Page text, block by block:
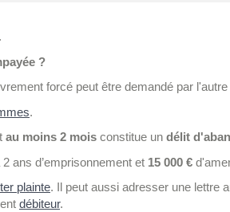
?
forcé peut être demandé par l'autre
.
au moins 2 mois constitue un délit
ans d’emprisonnement et 15 000 €
plainte. Il peut aussi adresser une lettre
débiteur.